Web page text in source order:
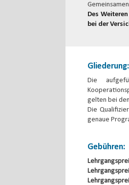
Des
bei der
Gliederung:
Die
gelten bei
Die
genaue
Gebühren: